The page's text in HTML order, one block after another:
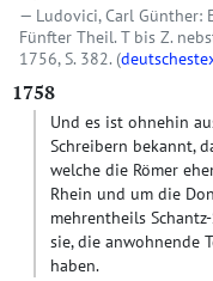
Ludovici, Carl Günther:
Fünfter Theil. T bis Z.
1756, S. 382. (
1758
Und es ist ohnehin
Schreibern bekannt,
welche die Römer
Rhein und um die
mehrentheils
sie, die anwohnende
haben.